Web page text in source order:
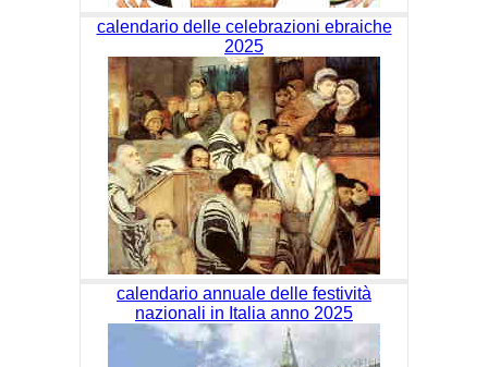
calendario delle celebrazioni ebraiche
2025
calendario annuale delle festività
nazionali in Italia anno 2025